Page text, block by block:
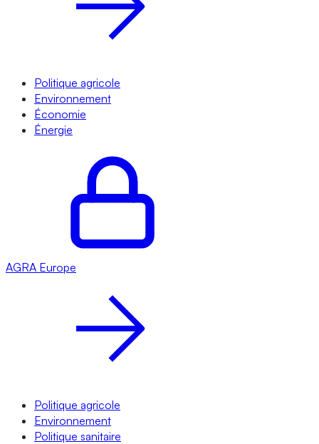
Politique agricole
Environnement
Économie
Énergie
AGRA Europe
Politique agricole
Environnement
Politique sanitaire